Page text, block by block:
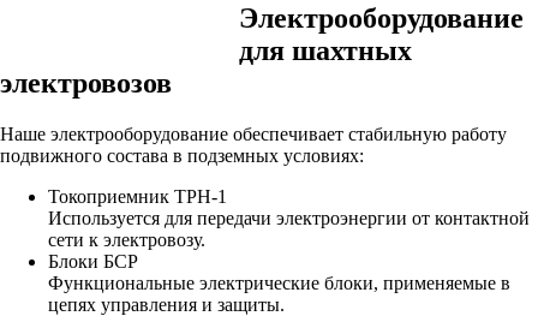
Электрооборудование
для шахтных
электровозов
Наше электрооборудование обеспечивает стабильную работу
подвижного состава в подземных условиях:
Токоприемник ТРН-1
Используется для передачи электроэнергии от контактной
сети к электровозу.
Блоки БСР
Функциональные электрические блоки, применяемые в
цепях управления и защиты.